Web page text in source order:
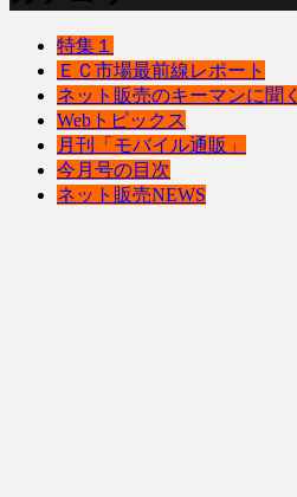
特集１
ＥＣ市場最前線レポート
ネット販売のキーマンに聞く
Webトピックス
月刊「モバイル通販」
今月号の目次
ネット販売NEWS